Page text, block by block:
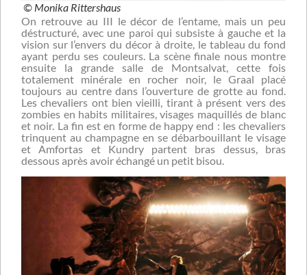
© Monika Rittershaus
On retrouve au III le décor de l’entame, mais un peu
déstructuré, avec une paroi qui subsiste à gauche et la
vision sur l’envers du décor à droite, le tableau du fond
ayant perdu ses couleurs. La scène finale nous montre
ensuite la grande salle de Montsalvat, cette fois
totalement minérale en rocher noir, le Graal placé
toujours au centre dans l’ouverture de grotte au fond.
Les chevaliers ont bien vieilli, tirant à présent vers des
zombies en habits militaires, visages maquillés de blanc
et noir. La fin est en forme de happy end : les chevaliers
trinquent au champagne en se débarbouillant le visage
et Amfortas et Kundry partent bras dessus, bras
dessous après avoir échangé un petit bisou.